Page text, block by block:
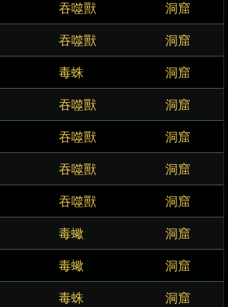
吞噬獸
洞窟
吞噬獸
洞窟
毒蛛
洞窟
吞噬獸
洞窟
吞噬獸
洞窟
吞噬獸
洞窟
吞噬獸
洞窟
毒蠍
洞窟
毒蠍
洞窟
毒蛛
洞窟